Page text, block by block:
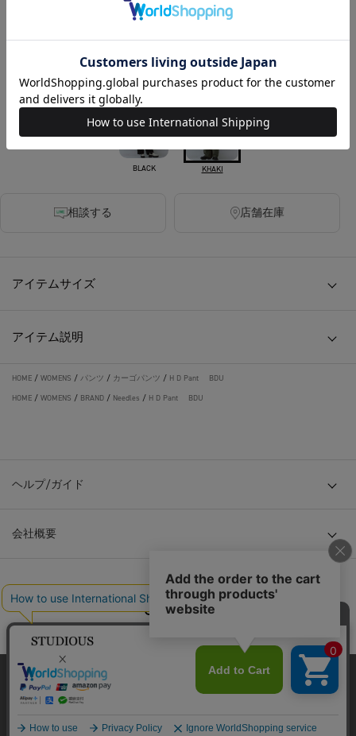
￥26,400
カラー
BLACK KHAKI
相談する 店舗在庫
アイテムサイズ
アイテム説明
HOME / WOMENS / パンツ / カーゴパンツ / H D Pant BDU
HOME / WOMENS / BRAND / Needles / H D Pant BDU
ヘルプ/ガイド
会社概要
© TOKYO BASE CO., LTD
当サイトはクッキー(cookie)を使用します。クッキーはサイト内
の一部の機能および、サイトの使用状況の分析からマーケティ
ング活動に利用することを目的としています。
プライバシーポリシーはこちら